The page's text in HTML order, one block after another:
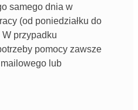
samego dnia w
(od poniedziałku do
przypadku
pomocy zawsze
lub